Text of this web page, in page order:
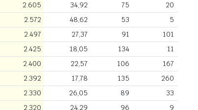
2.605 34,92 75 20
2.572 48,62 53 5
2.497 27,37 91 101
2.425 18,05 134 11
2.400 22,57 106 167
2.392 17,78 135 260
2.330 26,05 89 33
2.320 24,29 96 9